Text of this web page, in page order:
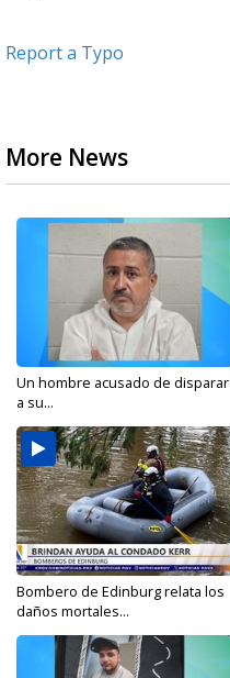
Report a Typo
More News
Un hombre acusado de disparar
a su...
Bombero de Edinburg relata los
daños mortales...